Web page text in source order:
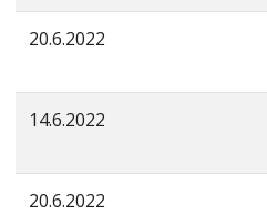
20.6.2022
14.6.2022
20.6.2022